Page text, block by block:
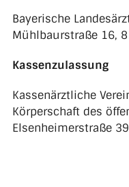
Bayerische
Mühlbaurstraße 16,
Kassenzulassung
Kassenärztliche
Körperschaft des
Elsenheimerstraße